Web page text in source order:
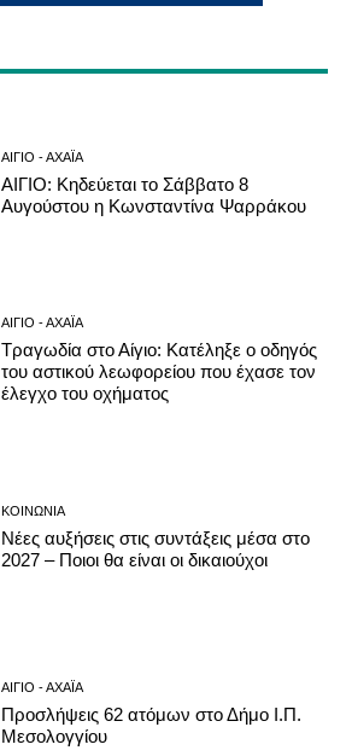
ΑΊΓΙΟ - ΑΧΑΪ́Α
ΑΙΓΙΟ: Κηδεύεται το Σάββατο 8
Αυγούστου η Κωνσταντίνα Ψαρράκου
ΑΊΓΙΟ - ΑΧΑΪ́Α
Τραγωδία στο Αίγιο: Κατέληξε ο οδηγός
του αστικού λεωφορείου που έχασε τον
έλεγχο του οχήματος
ΚΟΙΝΩΝΊΑ
Νέες αυξήσεις στις συντάξεις μέσα στο
2027 – Ποιοι θα είναι οι δικαιούχοι
ΑΊΓΙΟ - ΑΧΑΪ́Α
Προσλήψεις 62 ατόμων στο Δήμο Ι.Π.
Μεσολογγίου